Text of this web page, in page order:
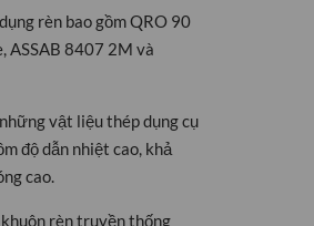
rèn bao gồm QRO 90
ASSAB 8407 2M và
vật liệu thép dụng cụ
độ dẫn nhiệt cao, khả
cao.
rèn truyền thống